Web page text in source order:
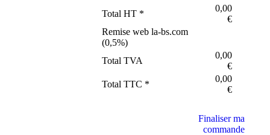
Total HT *
0,00
€
Remise web la-bs.com
(0,5%)
Total TVA
0,00
€
Total TTC *
0,00
€
Finaliser ma
commande